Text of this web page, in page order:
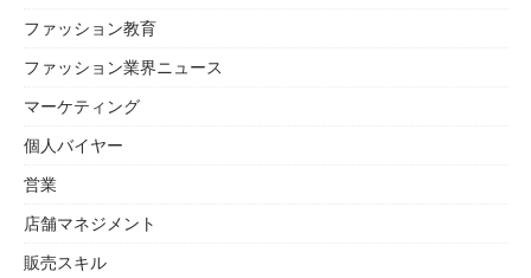
ファッション教育
ファッション業界ニュース
マーケティング
個人バイヤー
営業
店舗マネジメント
販売スキル